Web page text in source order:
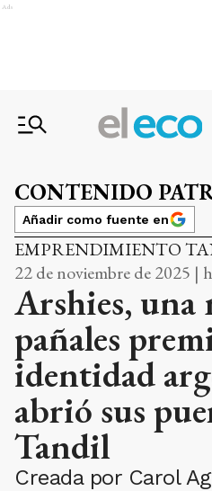
Ads
CONTENIDO
Añadir como fuente en
EMPRENDIMIENTO
22 de noviembre de 2025 |
Arshies, una
pañales
identidad
abrió sus
Tandil
Creada por Carol